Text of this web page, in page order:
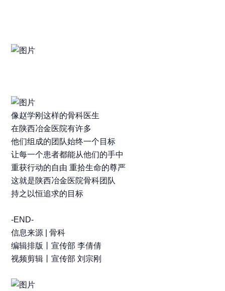
像赵学刚这样的骨科医生
在陕西冶金医院有许多
他们组成的团队始终一个目标
让每一个患者都能从他们的手中
重获行动的自由 重拾生命的尊严
这就是陕西冶金医院骨科团队
持之以恒追求的目标
-END-
信息来源 | 骨科
编辑排版丨宣传部 李倩倩
视频剪辑丨宣传部 刘宗刚